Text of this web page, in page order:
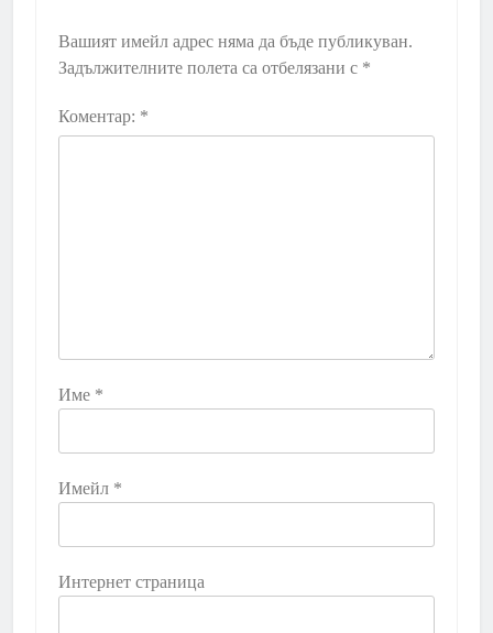
Вашият имейл адрес няма да бъде публикуван.
Задължителните полета са отбелязани с *
Коментар: *
Име *
Имейл *
Интернет страница